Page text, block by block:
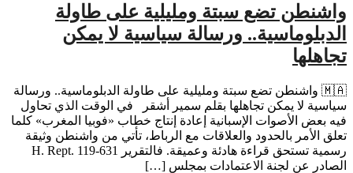
واشنطن تضع سبتة ومليلية على طاولة
الدبلوماسية.. ورسالة سياسية لا يمكن
تجاهلها
🇲🇦 واشنطن تضع سبتة ومليلية على طاولة الدبلوماسية.. ورسالة
سياسية لا يمكن تجاهلها بقلم سمير أشقر في الوقت الذي تحاول
فيه بعض الأصوات الإسبانية إعادة إنتاج خطاب «فوبيا المغرب» كلما
تعلق الأمر بالحدود والعلاقات مع الرباط، تأتي من واشنطن وثيقة
رسمية تستحق قراءة هادئة وعميقة. فالتقرير H. Rept. 119-631
الصادر عن لجنة الاعتمادات بمجلس […]